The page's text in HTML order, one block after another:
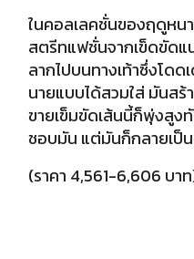
ในคอลเลคชั่นของฤดูหน
สตรีทแฟชั่นจากเข็ดขัด
ลากไปบนทางเท้าซึ่งโดด
นายแบบได้สวมใส่ มันส
ขายเข็มขัดเส้นนี้ก็พุ่งสูง
ชอบมัน แต่มันก็กลายเป็
(ราคา 4,561-6,606 บา